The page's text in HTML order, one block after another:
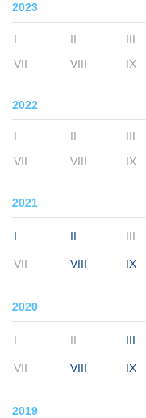
2023
I II III
VII
VIII IX
2022
I II III
VII
VIII IX
2021
I II III
VII VIII IX
2020
I II III
VII VIII IX
2019